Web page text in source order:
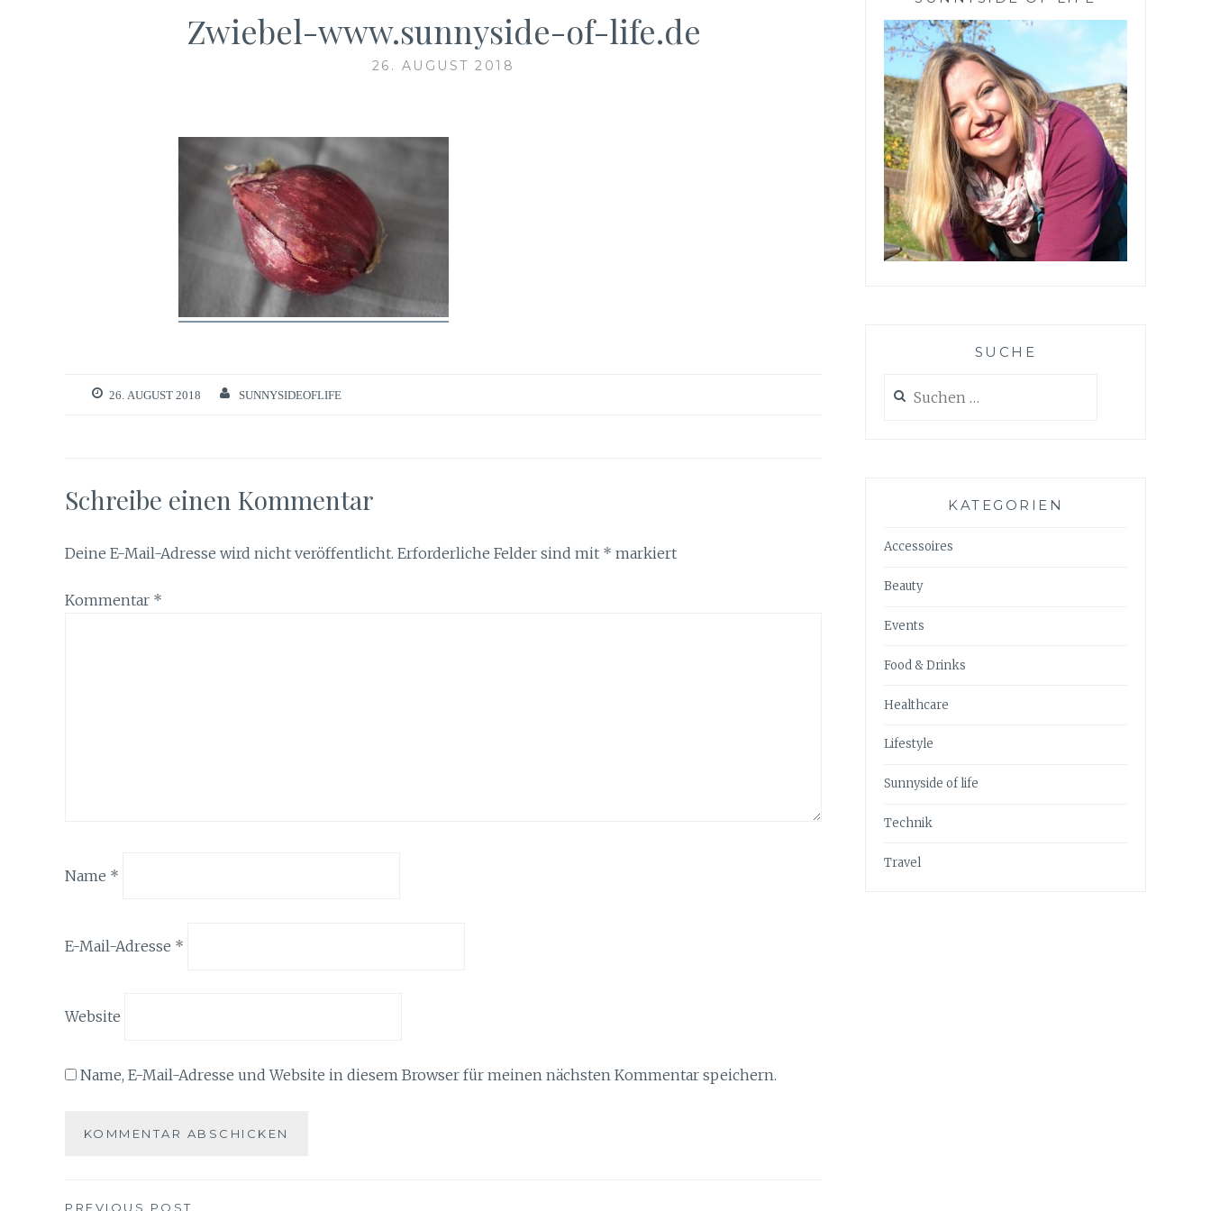
Zwiebel-www.sunnyside-of-life.de
26. AUGUST 2018
26. AUGUST 2018 SUNNYSIDEOFLIFE
Schreibe einen Kommentar
Deine E-Mail-Adresse wird nicht veröffentlicht. Erforderliche Felder sind mit * markiert
Kommentar *
Name *
E-Mail-Adresse *
Website
Name, E-Mail-Adresse und Website in diesem Browser für meinen nächsten Kommentar speichern.
PREVIOUS POST
SUCHE
nach:
KATEGORIEN
Accessoires
Beauty
Events
Food & Drinks
Healthcare
Lifestyle
Sunnyside of life
Technik
Travel